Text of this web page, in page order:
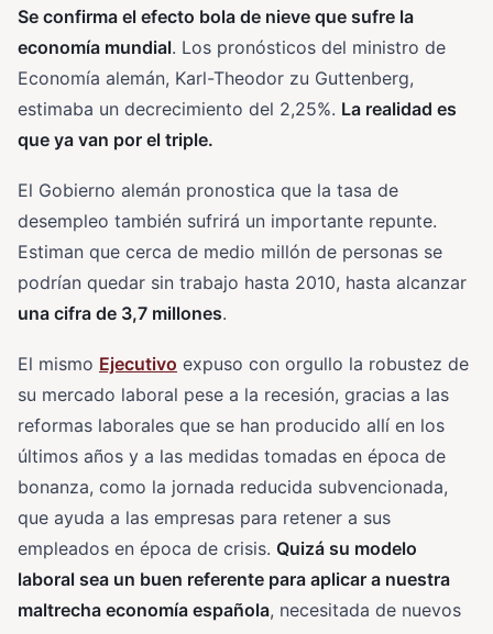
Se confirma el efecto bola de nieve que sufre la
economía mundial. Los pronósticos del ministro de
Economía alemán, Karl-Theodor zu Guttenberg,
estimaba un decrecimiento del 2,25%. La realidad es
que ya van por el triple.
El Gobierno alemán pronostica que la tasa de
desempleo también sufrirá un importante repunte.
Estiman que cerca de medio millón de personas se
podrían quedar sin trabajo hasta 2010, hasta alcanzar
una cifra de 3,7 millones.
El mismo Ejecutivo expuso con orgullo la robustez de
su mercado laboral pese a la recesión, gracias a las
reformas laborales que se han producido allí en los
últimos años y a las medidas tomadas en época de
bonanza, como la jornada reducida subvencionada,
que ayuda a las empresas para retener a sus
empleados en época de crisis. Quizá su modelo
laboral sea un buen referente para aplicar a nuestra
maltrecha economía española, necesitada de nuevos